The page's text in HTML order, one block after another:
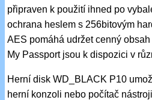
připraven k použití ihned po
ochrana heslem s 256bitovým
AES pomáhá udržet cenný
My Passport jsou k dispozici v
Herní disk WD_BLACK P10
herní konzoli nebo počítač